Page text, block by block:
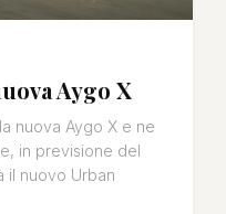
Aygo X
nuova Aygo X e ne
in previsione del
il nuovo Urban